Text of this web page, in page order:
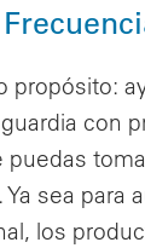
propósito:
con
puedas
sea
los